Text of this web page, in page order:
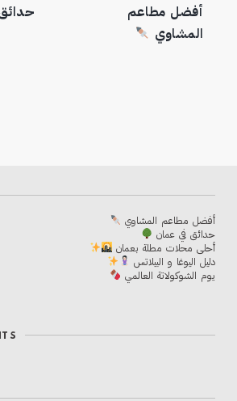
أفضل مطاعم
المشاوي
أفضل مطاعم المشاوي
حدائق في عمان
أحلی محلات مطلة بعمان
دليل اليوغا و البيلاتس
يوم الشوكولاتة العالمي